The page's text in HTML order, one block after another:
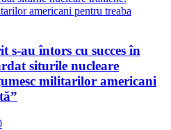
s-au întors cu succes în
siturile nucleare
militarilor americani